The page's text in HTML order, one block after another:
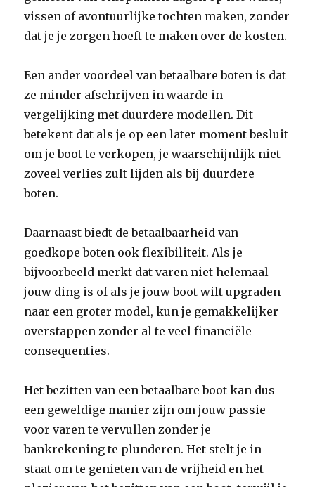
vissen of avontuurlijke tochten maken, zonder
dat je je zorgen hoeft te maken over de kosten.
Een ander voordeel van betaalbare boten is dat
ze minder afschrijven in waarde in
vergelijking met duurdere modellen. Dit
betekent dat als je op een later moment besluit
om je boot te verkopen, je waarschijnlijk niet
zoveel verlies zult lijden als bij duurdere
boten.
Daarnaast biedt de betaalbaarheid van
goedkope boten ook flexibiliteit. Als je
bijvoorbeeld merkt dat varen niet helemaal
jouw ding is of als je jouw boot wilt upgraden
naar een groter model, kun je gemakkelijker
overstappen zonder al te veel financiële
consequenties.
Het bezitten van een betaalbare boot kan dus
een geweldige manier zijn om jouw passie
voor varen te vervullen zonder je
bankrekening te plunderen. Het stelt je in
staat om te genieten van de vrijheid en het